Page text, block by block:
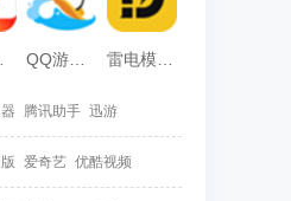
雷电模拟器
腾讯助手 迅游
爱奇艺 优酷视频